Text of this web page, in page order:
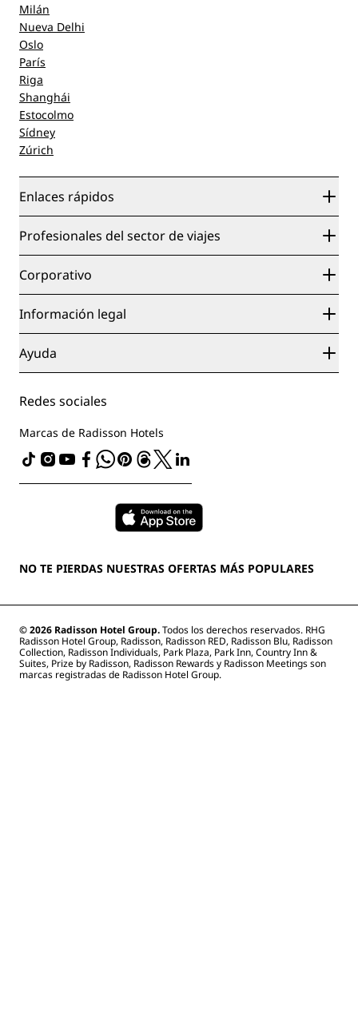
Milán
Nueva Delhi
Oslo
París
Riga
Shanghái
Estocolmo
Sídney
Zúrich
Enlaces rápidos
Radisson Rewards
Blog
Destinos
Aplicación de Radisson Hotels
Hoteles Sports Approved
Hoteles ideales para familias
Salud y seguridad
Profesionales del sector de viajes
Colaboradores
Corporativo
Radisson Hotel Group
Empleos en RHG
Empleos en PPHE
The Club by RHG
Responsabilidad social corporativa
Compras
Información legal
Centro de privacidad
Acuerdo de uso del sitio
Declaración sobre la esclavitud moderna
Ayuda
Contacto
Mapa del sitio
Redes sociales
Marcas de Radisson Hotels
NO TE PIERDAS NUESTRAS OFERTAS MÁS POPULARES
© 2026 Radisson Hotel Group.Todos los derechos reservados. RHG
Radisson Hotel Group, Radisson, Radisson RED, Radisson Blu, Radisson
Collection, Radisson Individuals, Park Plaza, Park Inn, Country Inn &
Suites, Prize by Radisson, Radisson Rewards y Radisson Meetings son
marcas registradas de Radisson Hotel Group.